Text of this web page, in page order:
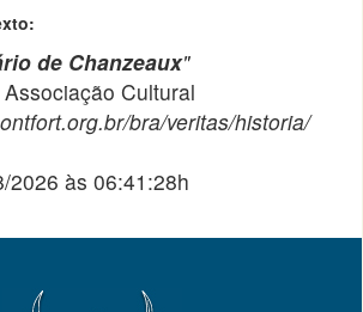
de Chanzeaux"
Cultural
bra/veritas/historia/
2026 às 06:41:28h